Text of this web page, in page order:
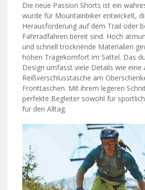
Die neue Passion Shorts ist ein
wurde für Mountainbiker entwickelt,
Herausforderung auf dem Trail oder
Fahrradfahren bereit sind. Hoch
und schnell trocknende Materialien
hohen Tragekomfort im Sattel. Das
Design umfasst viele Details wie eine
Reißverschlusstasche am
Fronttaschen. Mit ihrem legeren
perfekte Begleiter sowohl für
für den Alltag.